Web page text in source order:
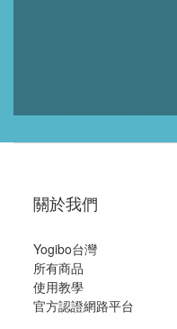
關於我們
Yogibo台灣
所有商品
使用教學
官方認證網路平台